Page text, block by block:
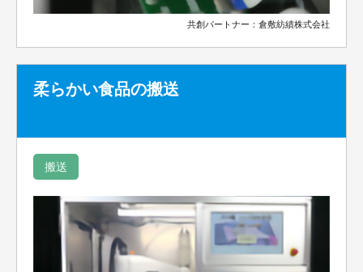
共創パートナー：倉敷紡績株式会社
柔らかい食品の搬送
搬送